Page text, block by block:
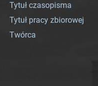
Tytuł czasopisma
Tytuł pracy zbiorowej
Twórca